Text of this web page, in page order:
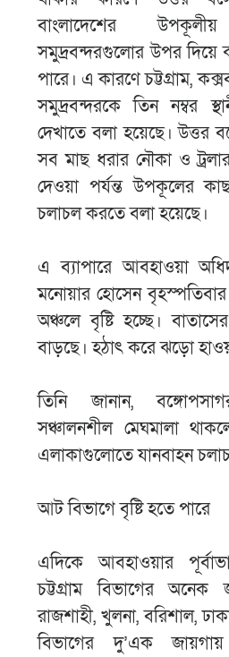
বাংলাদেশের
সমুদ্রবন্দরগুলোর উপর দিয়ে
পারে। এ কারণে চট্টগ্রাম,
সমুদ্রবন্দরকে তিন নম্বর
দেখাতে বলা হয়েছে। উত্তর
সব মাছ ধরার নৌকা ও
দেওয়া পর্যন্ত উপকূলের
চলাচল করতে বলা হয়েছে।
এ ব্যাপারে আবহাওয়া
মনোয়ার হোসেন বৃহস্পতিবার
অঞ্চলে বৃষ্টি হচ্ছে।
বাড়ছে। হঠাৎ করে ঝড়ো
তিনি জানান,
সঞ্চালনশীল মেঘমালা
এলাকাগুলোতে যানবাহন
আট বিভাগে বৃষ্টি হতে পারে
এদিকে আবহাওয়ার
চট্টগ্রাম বিভাগের
রাজশাহী, খুলনা, বরিশাল,
বিভাগের দু’এক জায়গায়